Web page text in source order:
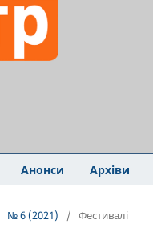
Анонси Архіви
№ 6 (2021) / Фестивалі